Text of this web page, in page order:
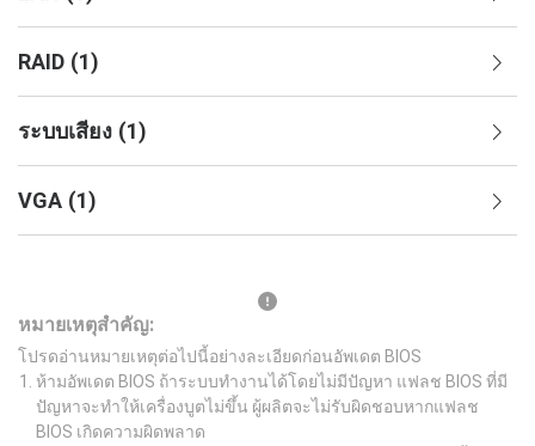
RAID (1)
ระบบเสียง (1)
VGA (1)
หมายเหตุสำคัญ:
โปรดอ่านหมายเหตุต่อไปนี้อย่างละเอียดก่อนอัพเดต BIOS
ห้ามอัพเดต BIOS ถ้าระบบทำงานได้โดยไม่มีปัญหา แฟลช BIOS ที่มี
ปัญหาจะทำให้เครื่องบูตไม่ขึ้น ผู้ผลิตจะไม่รับผิดชอบหากแฟลช
BIOS เกิดความผิดพลาด